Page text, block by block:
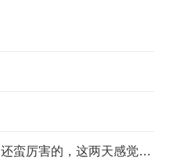
怀孕21周了，前段时间胎动还蛮厉害的，这两天感觉好安静了